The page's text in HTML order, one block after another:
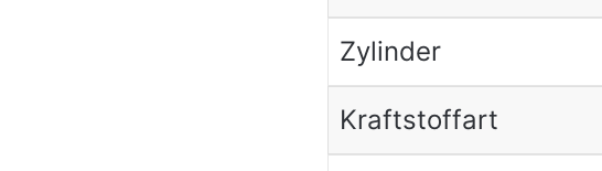
Zylinder
Kraftstoffart